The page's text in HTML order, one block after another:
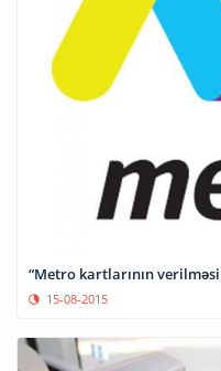
“Metro kartlarının
15-08-2015